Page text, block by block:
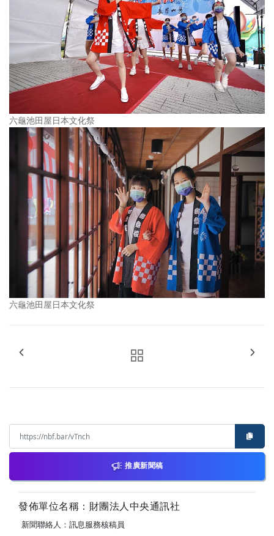
六龜池田屋日本文化祭
六龜池田屋日本文化祭
推廣新聞稿
發佈單位名稱：財團法人中央通訊社
新聞聯絡人：訊息服務核稿員